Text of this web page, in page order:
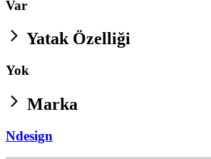
Var
Yatak Özelliği
Yok
Marka
Ndesign